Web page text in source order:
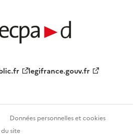
legifrance.gouv.fr
Données personnelles et cookies
du site